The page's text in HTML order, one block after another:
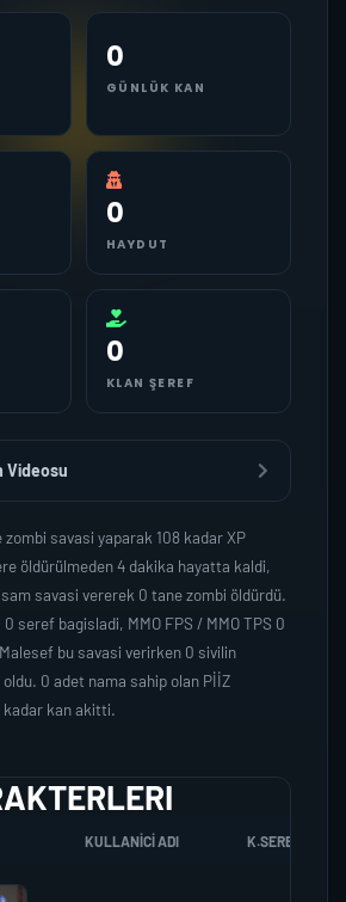
0
GÜNLÜK KAN
0
HAYDUT
0
KLAN ŞEREF
Videosu
savasi yaparak 108 kadar XP
öldürülmeden 4 dakika hayatta kaldi,
savasi vererek 0 tane zombi öldürdü.
seref bagisladi, MMO FPS / MMO TPS 0
bu savasi verirken 0 sivilin
0 adet nama sahip olan PİİZ
kadar kan akitti.
KULLANICI ADI K.SEREFI